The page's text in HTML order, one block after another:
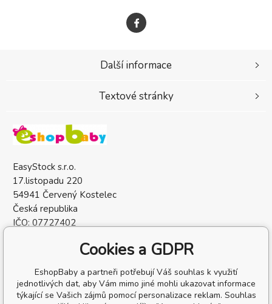
EasyStock s.r.o.
17.listopadu 220
54941 Červený Kostelec
Česká republika
IČO: 07727402
Další informace
Textové stránky
Cookies a GDPR
EshopBaby a partneři potřebují Váš souhlas k využití
jednotlivých dat, aby Vám mimo jiné mohli ukazovat informace
týkající se Vašich zájmů pomocí personalizace reklam. Souhlas